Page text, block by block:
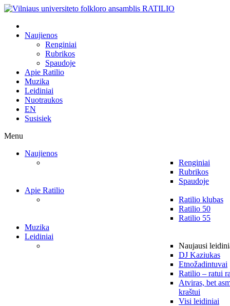
Naujienos
Renginiai
Rubrikos
Spaudoje
Apie Ratilio
Muzika
Leidiniai
Nuotraukos
EN
Susisiek
Menu
Naujienos
Renginiai
Rubrikos
Spaudoje
Apie Ratilio
Ratilio klubas
Ratilio 50
Ratilio 55
Muzika
Leidiniai
Naujausi
DJ Kaziukas
Etnožadintuvai
Ratilio – ratui
Atviras, bet
kraštui
Visi leidiniai